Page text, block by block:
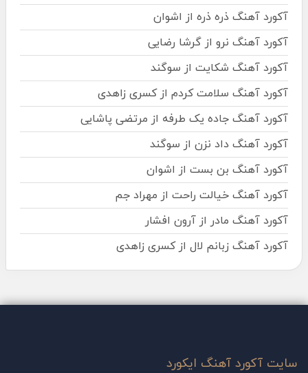
آکورد آهنگ ذره ذره از اشوان
آکورد آهنگ نرو از گرشا رضایی
آکورد آهنگ شکایت از سوگند
آکورد آهنگ سلامت کردم از کسری زاهدی
آکورد آهنگ جاده یک طرفه از مرتضی پاشایی
آکورد آهنگ داد نزن از سوگند
آکورد آهنگ بن بست از اشوان
آکورد آهنگ خیالت راحت از مهراد جم
آکورد آهنگ مادر از آرون افشار
آکورد آهنگ زبانم لال از کسری زاهدی
سایت آکورد آهنگ ایکورد